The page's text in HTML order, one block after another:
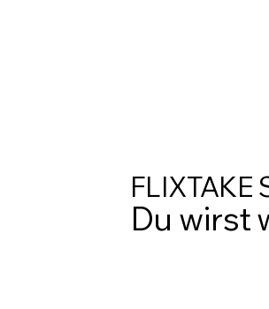
FLIXTAKE
Du wirst